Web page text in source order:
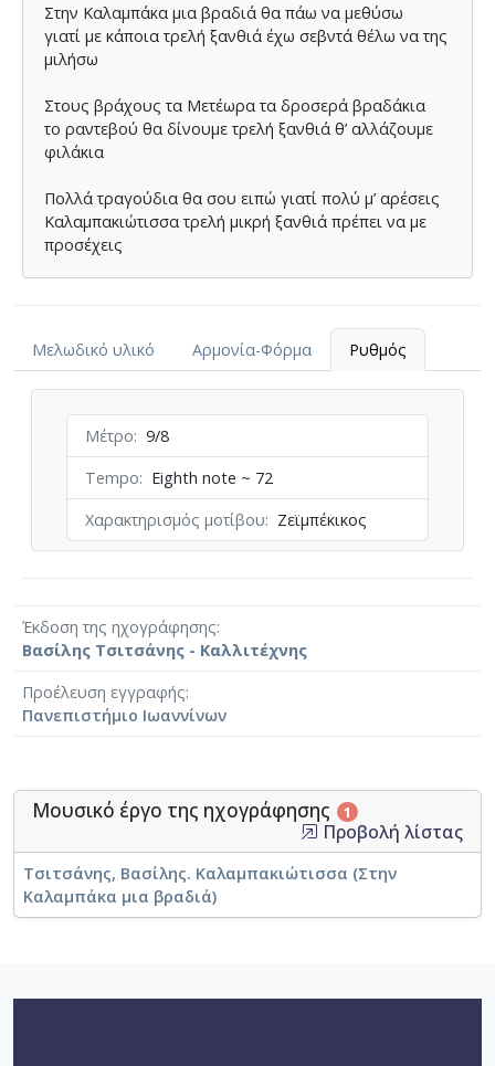
Στην Καλαµπάκα µια βραδιά θα πάω να µεθύσω
γιατί µε κάποια τρελή ξανθιά έχω σεβντά θέλω να της
µιλήσω
Στους βράχους τα Μετέωρα τα δροσερά βραδάκια
το ραντεβού θα δίνουµε τρελή ξανθιά θ’ αλλάζουµε
φιλάκια
Πολλά τραγούδια θα σου ειπώ γιατί πολύ µ’ αρέσεις
Καλαµπακιώτισσα τρελή µικρή ξανθιά πρέπει να µε
προσέχεις
Μελωδικό υλικό Αρμονία-Φόρμα Ρυθμός
Μέτρο
9/8
Tempo
Eighth note ~ 72
Χαρακτηρισμός μοτίβου
Ζεϊμπέκικος
Έκδοση της ηχογράφησης
Βασίλης Τσιτσάνης - Καλλιτέχνης
Προέλευση εγγραφής
Πανεπιστήμιο Ιωαννίνων
Μουσικό έργο της ηχογράφησης 1
Προβολή λίστας
Τσιτσάνης, Βασίλης. Καλαμπακιώτισσα (Στην
Καλαμπάκα μια βραδιά)